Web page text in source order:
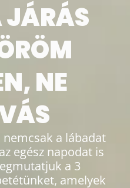
JÁRÁS
NE
a lábadat
egész napodat is
a 3 legnépszerűbb
célzottan ott